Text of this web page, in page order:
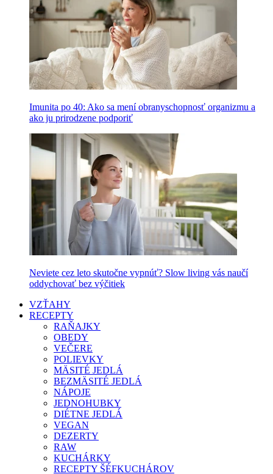
Imunita po 40: Ako sa mení obranyschopnosť organizmu a
ako ju prirodzene podporiť
Neviete cez leto skutočne vypnúť? Slow living vás naučí
oddychovať bez výčitiek
VZŤAHY
RECEPTY
RAŇAJKY
OBEDY
VEČERE
POLIEVKY
MÄSITÉ JEDLÁ
BEZMÄSITÉ JEDLÁ
NÁPOJE
JEDNOHUBKY
DIÉTNE JEDLÁ
VEGAN
DEZERTY
RAW
KUCHÁRKY
RECEPTY ŠÉFKUCHÁROV